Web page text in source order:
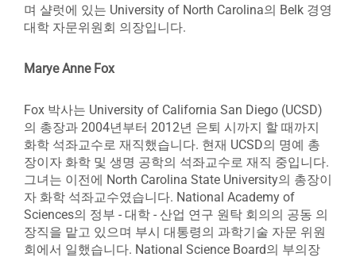
며 샬럿에 있는 University of North Carolina의 Belk 경영
대학 자문위원회 의장입니다.
Marye Anne Fox
Fox 박사는 University of California San Diego (UCSD)
의 총장과 2004년부터 2012년 은퇴 시까지 할 때까지
화학 석좌교수로 재직했습니다. 현재 UCSD의 명예 총
장이자 화학 및 생명 공학의 석좌교수로 재직 중입니다.
그녀는 이전에 North Carolina State University의 총장이
자 화학 석좌교수였습니다. National Academy of
Sciences의 정부 - 대학 - 산업 연구 원탁 회의의 공동 의
장직을 맡고 있으며 부시 대통령의 과학기술 자문 위원
회에서 일했습니다. National Science Board의 부의장